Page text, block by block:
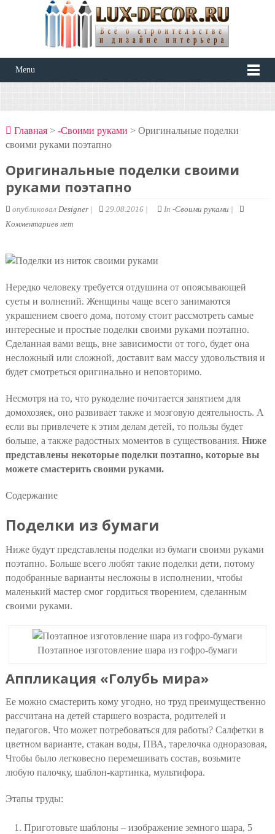
Menu
Главная> -Своими руками > Оригинальные поделки
своими руками поэтапно
Оригинальные поделки своими
руками поэтапно
опубликовал Designer| 29.08.2016 | In -Своими руками |
Комментариев нет
Нередко человеку требуется отдушина от опоясывающей
суеты и волнений. Женщины чаще всего занимаются
украшением своего дома, потому стоит рассмотреть самые
интересные и простые поделки своими руками поэтапно.
Сделанная вами вещь, вне зависимости от того, будет она
несложный или сложной, доставит вам массу удовольствия и
будет смотреться оригинально и неповторимо.
Несмотря на то, что рукоделие почитается занятием для
домохозяек, оно развивает также и мозговую деятельность. А
если вы привлечете к этим делам детей, то пользы будет
больше, а также радостных моментов в существования. Ниже
представлены некоторые поделки поэтапно, которые вы
можете смастерить своими руками.
Содержание
Поделки из бумаги
Ниже будут представлены поделки из бумаги своими руками
поэтапно. Больше всего любят такие поделки дети, потому
подобранные варианты несложны в исполнении, чтобы
маленький мастер смог гордиться творением, сделанным
своими руками.
Поэтапное изготовление шара из гофро-бумаги
Аппликация «Голубь мира»
Ее можно смастерить кому угодно, но труд преимущественно
рассчитана на детей старшего возраста, родителей и
педагогов. Что может потребоваться для работы? Салфетки в
цветном варианте, стакан воды, ПВА, тарелочка одноразовая,
Чтобы было легковесно перемешивать состав, возьмите
любую палочку, шаблон-картинка, мультифора.
Этапы труды:
Приготовьте шаблоны – изображение земного шара, 5